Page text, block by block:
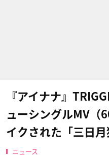
『アイナナ』
ューシングルMV（
イクされた「三日
ニュース